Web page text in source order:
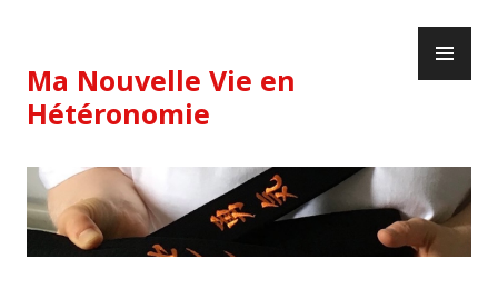
content
Ma Nouvelle Vie en
Hétéronomie